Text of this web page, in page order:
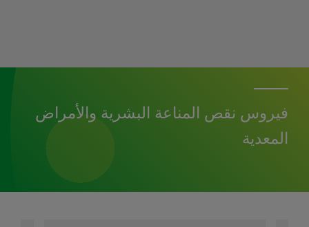
فيروس نقص المناعة البشرية والأمراض
المعدية